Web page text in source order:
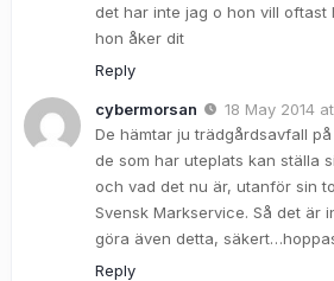
det har inte jag o hon vill oftast
hon åker dit
Reply
cybermorsan
18 May 2014
De hämtar ju trädgårdsavfall
de som har uteplats kan ställa
och vad det nu är, utanför sin
Svensk Markservice. Så det är
göra även detta,
Reply